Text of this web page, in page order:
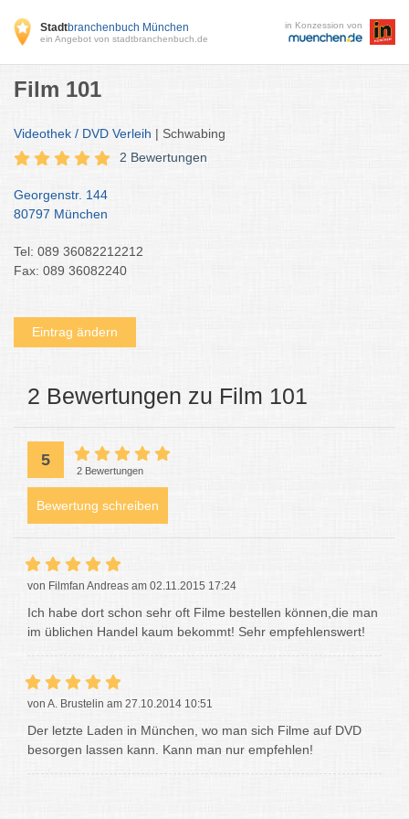
Stadtbranchenbuch München
ein Angebot von stadtbranchenbuch.de
in Konzession von
Film 101
Videothek / DVD Verleih | Schwabing
2 Bewertungen
Georgenstr. 144
80797 München
Tel: 089 36082212212
Fax: 089 36082240
Eintrag ändern
2 Bewertungen zu Film 101
5
2 Bewertungen
Bewertung schreiben
von Filmfan Andreas am 02.11.2015 17:24
Ich habe dort schon sehr oft Filme bestellen können,die man
im üblichen Handel kaum bekommt! Sehr empfehlenswert!
von A. Brustelin am 27.10.2014 10:51
Der letzte Laden in München, wo man sich Filme auf DVD
besorgen lassen kann. Kann man nur empfehlen!